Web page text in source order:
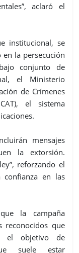
aclaró el
institucional, se
la persecución
conjunto de
el Ministerio
de Crímenes
el sistema
mensajes
la extorsión.
reforzando el
en las
la campaña
reconocidos que
el objetivo de
suele estar